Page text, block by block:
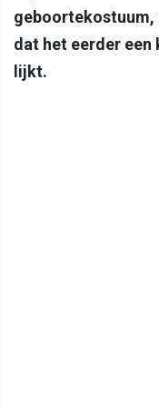
geboortekostuum,
dat het eerder een
lijkt.